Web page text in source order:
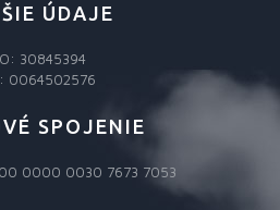
ÚDAJE
30845394
0064502576
SPOJENIE
0000 0030 7673 7053